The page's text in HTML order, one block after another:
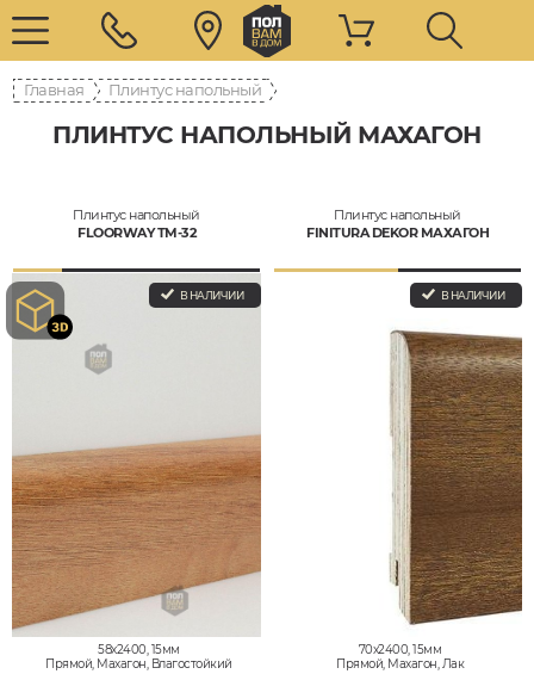
Главная Плинтус напольный
ПЛИНТУС НАПОЛЬНЫЙ МАХАГОН
Плинтус напольный
FLOORWAY ТМ-32
В НАЛИЧИИ
58x2400, 15мм
Прямой, Махагон, Влагостойкий
Плинтус напольный
FINITURA DEKOR МАХАГОН
В НАЛИЧИИ
70x2400, 15мм
Прямой, Махагон, Лак